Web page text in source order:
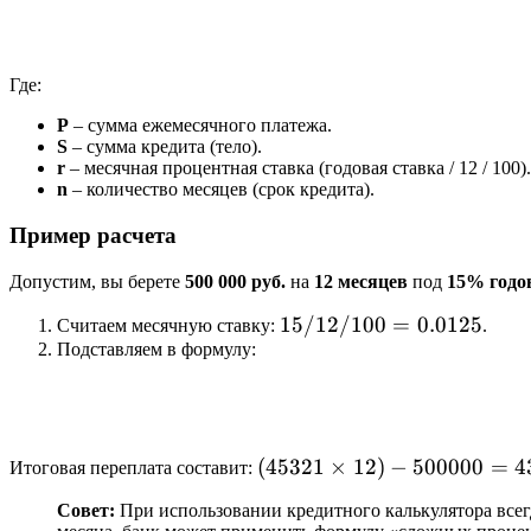
Где:
P – сумма ежемесячного платежа.
S – сумма кредита (тело).
r – месячная процентная ставка (годовая ставка / 12 / 100).
n – количество месяцев (срок кредита).
Пример расчета
Допустим, вы берете 500 000 руб. на 12 месяцев под 15%
Считаем месячную ставку: 15 /
15/12/100 = 0.0125.
Подставляем в формулу:
Итоговая переплата составит: (45
\times
(45321 × 12) − 500000 =
Совет: При использовании кредитного калькулятора